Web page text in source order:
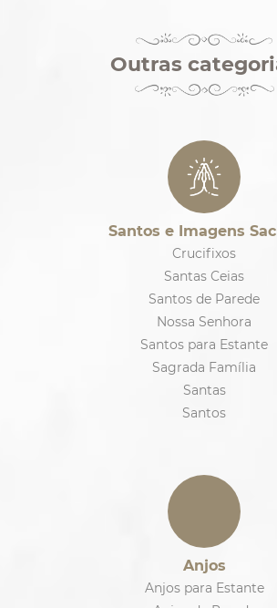
Outras
Santos e Imagens
Crucifixos
Santas Ceias
Santos de Parede
Nossa Senhora
Santos para Estante
Sagrada Família
Santas
Santos
Anjos
Anjos para Estante